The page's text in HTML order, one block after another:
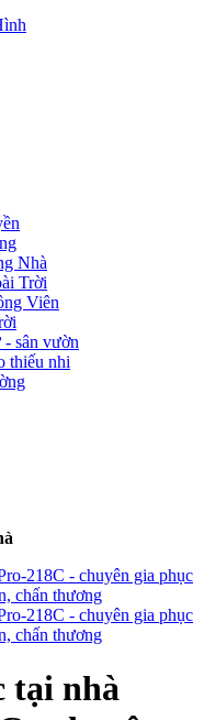
Nhà
Trời
Viên
sân vườn
thiếu nhi
tại nhà